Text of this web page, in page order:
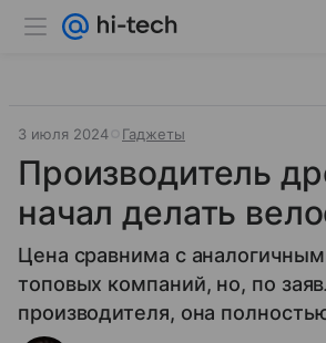
3 июля 2024 Гаджеты
Производитель
начал делать
Цена сравнима с
топовых компаний, но, по
производителя, она